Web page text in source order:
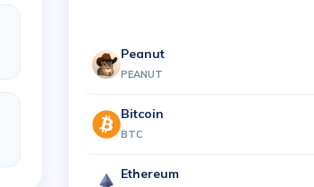
Peanut
PEANUT
Bitcoin
BTC
Ethereum